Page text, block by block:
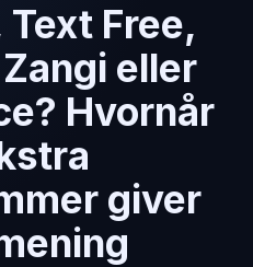
Free,
eller
Hvornår
giver